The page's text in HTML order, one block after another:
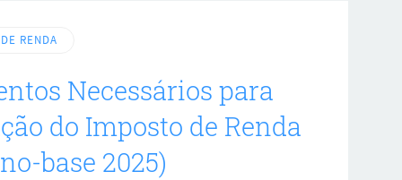
para quem utiliza corretoras
estrangeiras criava um
RENDA
Necessários para
do Imposto de Renda
base 2025)